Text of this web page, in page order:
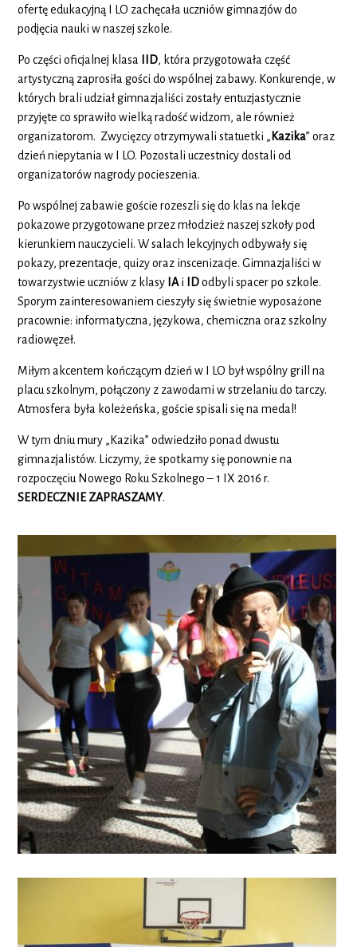
ofertę edukacyjną I LO zachęcała uczniów gimnazjów do
podjęcia nauki w naszej szkole.
Po części oficjalnej klasa IID, która przygotowała część
artystyczną zaprosiła gości do wspólnej zabawy. Konkurencje, w
których brali udział gimnazjaliści zostały entuzjastycznie
przyjęte co sprawiło wielką radość widzom, ale również
organizatorom. Zwycięzcy otrzymywali statuetki „Kazika” oraz
dzień niepytania w I LO. Pozostali uczestnicy dostali od
organizatorów nagrody pocieszenia.
Po wspólnej zabawie goście rozeszli się do klas na lekcje
pokazowe przygotowane przez młodzież naszej szkoły pod
kierunkiem nauczycieli. W salach lekcyjnych odbywały się
pokazy, prezentacje, quizy oraz inscenizacje. Gimnazjaliści w
towarzystwie uczniów z klasy IAi IDodbyli spacer po szkole.
Sporym zainteresowaniem cieszyły się świetnie wyposażone
pracownie: informatyczna, językowa, chemiczna oraz szkolny
radiowęzeł.
Miłym akcentem kończącym dzień w I LO był wspólny grill na
placu szkolnym, połączony z zawodami w strzelaniu do tarczy.
Atmosfera była koleżeńska, goście spisali się na medal!
W tym dniu mury „Kazika” odwiedziło ponad dwustu
gimnazjalistów. Liczymy, że spotkamy się ponownie na
rozpoczęciu Nowego Roku Szkolnego – 1 IX 2016 r.
SERDECZNIE ZAPRASZAMY.